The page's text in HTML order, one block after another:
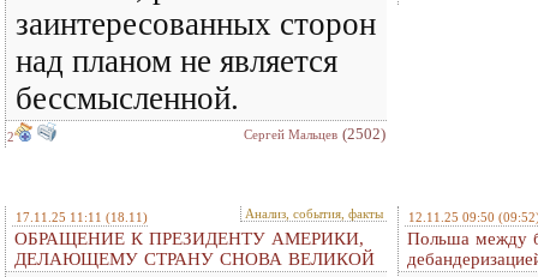
заинтересованных сторон
над планом не является
бессмысленной.
2 Сергей Мальцев (2502)
17.11.25 11:11 (18.11) Анализ, события, факты
ОБРАЩЕНИЕ К ПРЕЗИДЕНТУ АМЕРИКИ,
ДЕЛАЮЩЕМУ СТРАНУ СНОВА ВЕЛИКОЙ
12.11.25 09:50
Польша между